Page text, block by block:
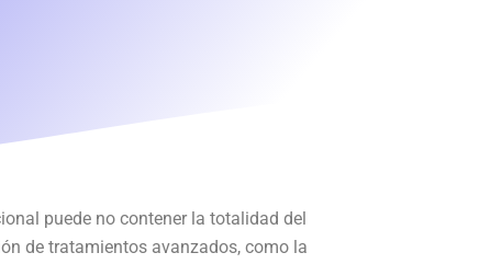
puede no contener la totalidad del
de tratamientos avanzados, como la